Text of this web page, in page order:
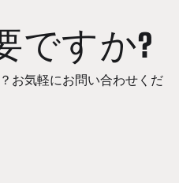
ですか?
お気軽にお問い合わせくだ